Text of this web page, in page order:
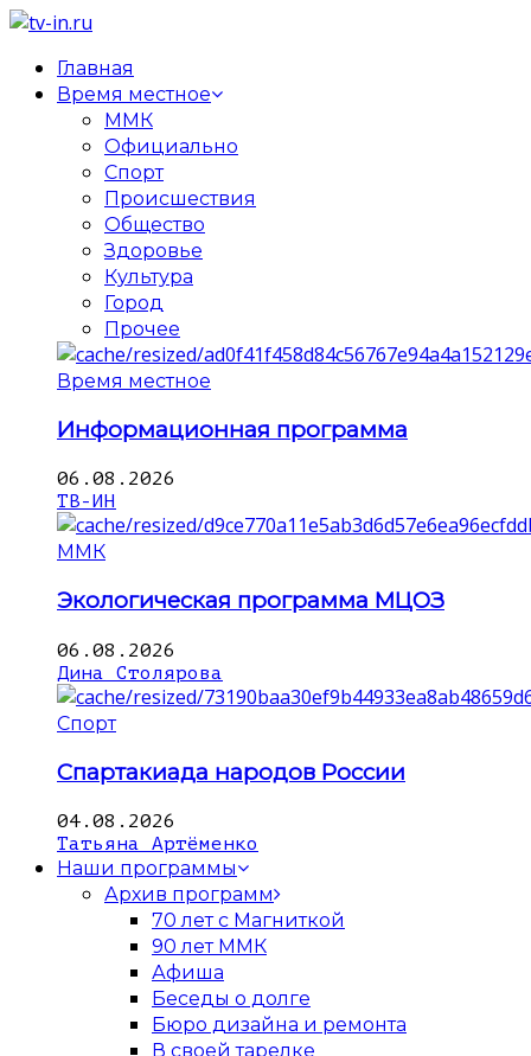
Главная
Время местное
ММК
Официально
Спорт
Происшествия
Общество
Здоровье
Культура
Город
Прочее
Время местное
Информационная программа
06.08.2026
ТВ-ИН
ММК
Экологическая программа МЦОЗ
06.08.2026
Дина Столярова
Спорт
Спартакиада народов России
04.08.2026
Татьяна Артёменко
Наши программы
Архив программ
70 лет с Магниткой
90 лет ММК
Афиша
Беседы о долге
Бюро дизайна и ремонта
В своей тарелке